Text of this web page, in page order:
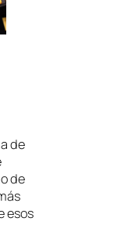
de
de
esos